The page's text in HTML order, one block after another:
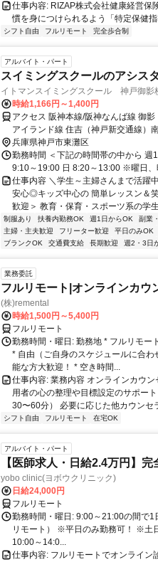
仕事内容: RIZAP株式会社健康経営保
慣を身につけられるよう「特定保健
シフト自由 フルリモート 完全歩合制
アルバイト・パート
スイミングスクールのアシス
イトマンスイミングスクール 神戸御影
時給1,166円～1,400円
アクセス 阪神本線/阪神なんば線 御
アイランド線 住吉（神戸新交通線）
吉（阪神線）エレベーター専用改札口
兵庫県神戸市東灘区
勤務時間 ＜下記の時間帯の中から
9:10～19:00 日 8:20～13:00 ※曜日
仕事内容 ＼学生～主婦さんまで活躍
安心◎キッズ中心の 簡単レッスン＆
歓迎＞ 教育・保育・スポーツ系の学
制服あり 扶養内勤務OK 週1日からOK 副業
主婦・主夫歓迎
フリーター歓迎 平日のみOK
ブランクOK
交通費支給 長期歓迎 週2・3日
業務委託
フルリモート|オンラインカウ
(株)remental
時給1,500円～5,400円
フルリモート
勤務時間・曜日: 勤務地 * フルリモー
* 自由（ご自身のスケジュールに合
能な方大歓迎！ * 空き時間...
仕事内容: 業務内容 オンラインカウ
用者の心の整理や目標設定のサポー
30〜60分） 必要に応じた他カウンセ
シフト自由 フルリモート 在宅OK
アルバイト・パート
【医師求人・日給2.4万円】
yobo clinic(ヨボウクリニック)
日給24,000円
フルリモート
勤務時間・曜日: 9:00～21:00の間で
リモート） ※平日のみ勤務可！ ※土
10:00～14:0...
仕事内容: フルリモートでオンライ